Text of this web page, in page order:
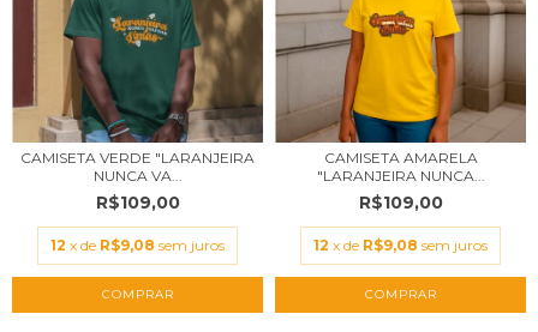
CAMISETA VERDE "LARANJEIRA
NUNCA VA...
R$109,00
12 x de R$9,08 sem juros
COMPRAR
CAMISETA AMARELA
"LARANJEIRA NUNCA...
R$109,00
12 x de R$9,08 sem juros
COMPRAR